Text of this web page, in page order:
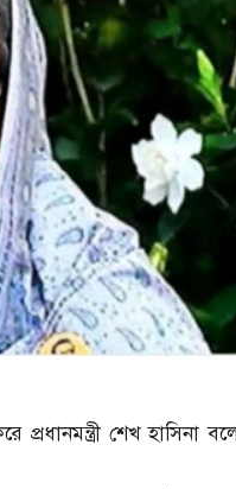
প্রধানমন্ত্রী শেখ হাসিনা